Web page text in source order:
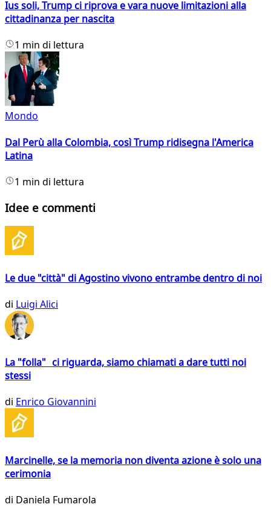
Ius soli, Trump ci riprova e vara nuove limitazioni alla
cittadinanza per nascita
1 min di lettura
Mondo
Dal Perù alla Colombia, così Trump ridisegna l'America
Latina
1 min di lettura
Idee e commenti
Le due "città" di Agostino vivono entrambe dentro di noi
di Luigi Alici
La "folla" ci riguarda, siamo chiamati a dare tutti noi
stessi
di Enrico Giovannini
Marcinelle, se la memoria non diventa azione è solo una
cerimonia
di Daniela Fumarola